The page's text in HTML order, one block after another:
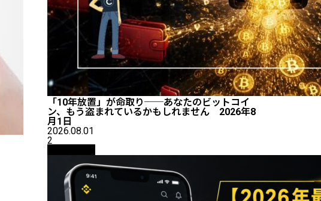
「10年放置」が命取り──あなたのビットコイ
ン、もう盗まれているかもしれません 2026年8
月1日
2026.08.01
2